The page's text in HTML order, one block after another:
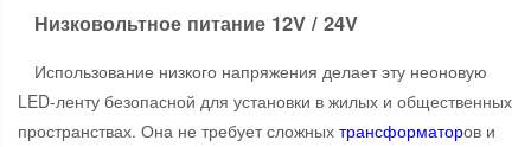
Низковольтное питание 12V / 24V
Использование низкого напряжения делает эту неоновую
LED-ленту безопасной для установки в жилых и общественных
пространствах. Она не требует сложных трансформаторов и